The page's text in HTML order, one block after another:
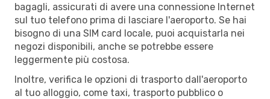
bagagli, assicurati di avere una connessione Internet
sul tuo telefono prima di lasciare l'aeroporto. Se hai
bisogno di una SIM card locale, puoi acquistarla nei
negozi disponibili, anche se potrebbe essere
leggermente più costosa.
Inoltre, verifica le opzioni di trasporto dall'aeroporto
al tuo alloggio, come taxi, trasporto pubblico o